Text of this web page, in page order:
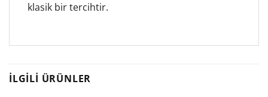
klasik bir tercihtir.
İLGILI ÜRÜNLER